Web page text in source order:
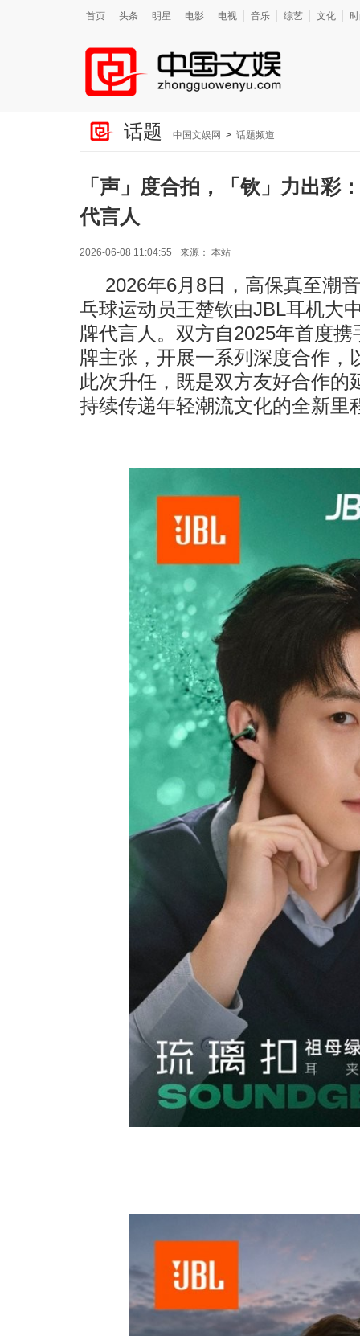
首页 头条 明星 电影 电视 音乐 综艺 文化
话题 中国文娱网 > 话题频道
「声」度合拍，「钦」力出彩
代言人
2026-06-08 11:04:55 来源： 本站
2026年6月8日，高保真至潮
乓球运动员王楚钦由JBL耳机大
牌代言人。双方自2025年首度
牌主张，开展一系列深度合作
此次升任，既是双方友好合作
持续传递年轻潮流文化的全新里